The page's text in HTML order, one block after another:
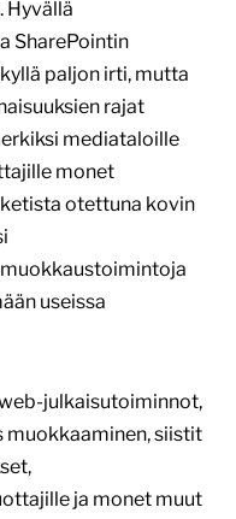
Hyvällä
SharePointin
paljon irti, mutta
rajat
mediataloille
monet
otettuna kovin
useissa
julkaisutoiminnot,
muokkaaminen, siistit
ja monet muut